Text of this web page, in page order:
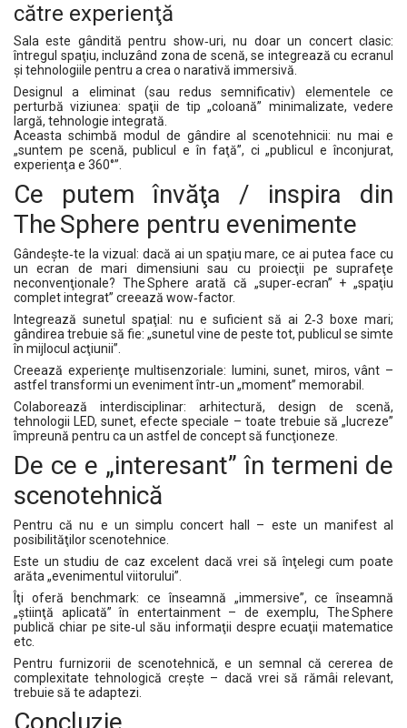
către experienţă
Sala este gândită pentru show‑uri, nu doar un concert clasic:
întregul spaţiu, incluzând zona de scenă, se integrează cu ecranul
şi tehnologiile pentru a crea o narativă immersivă.
Designul a eliminat (sau redus semnificativ) elementele ce
perturbă viziunea: spaţii de tip „coloană” minimalizate, vedere
largă, tehnologie integrată.
Aceasta schimbă modul de gândire al scenotehnicii: nu mai e
„suntem pe scenă, publicul e în faţă”, ci „publicul e înconjurat,
experienţa e 360°”.
Ce putem învăţa / inspira din
The Sphere pentru evenimente
Gândeşte‑te la vizual: dacă ai un spaţiu mare, ce ai putea face cu
un ecran de mari dimensiuni sau cu proiecţii pe suprafeţe
neconvenţionale? The Sphere arată că „super‑ecran” + „spaţiu
complet integrat” creează wow‑factor.
Integrează sunetul spaţial: nu e suficient să ai 2‑3 boxe mari;
gândirea trebuie să fie: „sunetul vine de peste tot, publicul se simte
în mijlocul acţiunii”.
Creează experienţe multisenzoriale: lumini, sunet, miros, vânt –
astfel transformi un eveniment într‑un „moment” memorabil.
Colaborează interdisciplinar: arhitectură, design de scenă,
tehnologii LED, sunet, efecte speciale – toate trebuie să „lucreze”
împreună pentru ca un astfel de concept să funcţioneze.
De ce e „interesant” în termeni de
scenotehnică
Pentru că nu e un simplu concert hall – este un manifest al
posibilităţilor scenotehnice.
Este un studiu de caz excelent dacă vrei să înţelegi cum poate
arăta „evenimentul viitorului”.
Îţi oferă benchmark: ce înseamnă „immersive”, ce înseamnă
„știinţă aplicată” în entertainment – de exemplu, The Sphere
publică chiar pe site‑ul său informaţii despre ecuaţii matematice
etc.
Pentru furnizorii de scenotehnică, e un semnal că cererea de
complexitate tehnologică creşte – dacă vrei să rămâi relevant,
trebuie să te adaptezi.